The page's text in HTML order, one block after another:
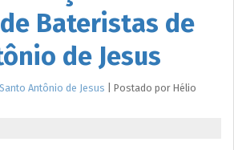
Bateristas de
de Jesus
Santo Antônio de Jesus Postado por Hélio